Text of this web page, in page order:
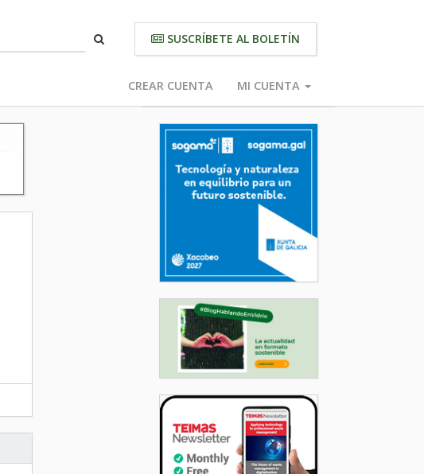
SUSCRÍBETE AL BOLETÍN
CREAR CUENTA MI CUENTA